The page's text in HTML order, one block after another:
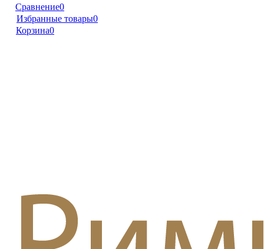
Сравнение0
Избранные товары0
Корзина0